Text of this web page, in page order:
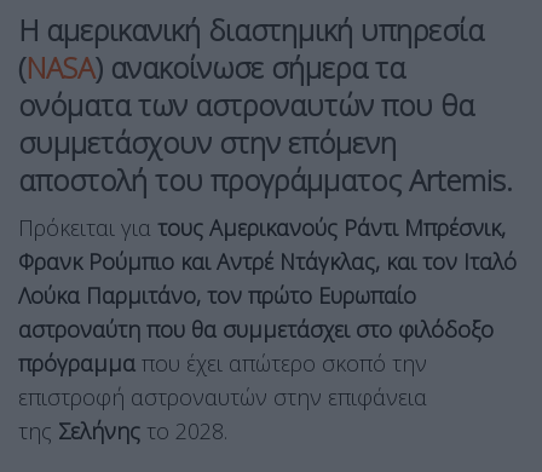
Η αμερικανική διαστημική υπηρεσία
(NASA) ανακοίνωσε σήμερα τα
ονόματα των αστροναυτών που θα
συμμετάσχουν στην επόμενη
αποστολή του προγράμματος Artemis.
Πρόκειται για τους Αμερικανούς Ράντι Μπρέσνικ,
Φρανκ Ρούμπιο και Αντρέ Ντάγκλας, και τον Ιταλό
Λούκα Παρμιτάνο, τον πρώτο Ευρωπαίο
αστροναύτη που θα συμμετάσχει στο φιλόδοξο
πρόγραμμα που έχει απώτερο σκοπό την
επιστροφή αστροναυτών στην επιφάνεια
της Σελήνης το 2028.